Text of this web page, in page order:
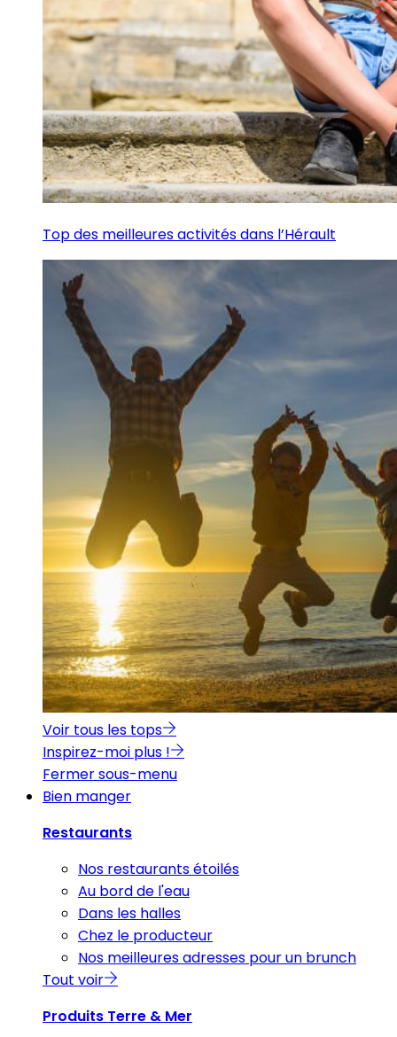
Top des meilleures activités dans l’Hérault
Voir tous les tops
Inspirez-moi plus !
Fermer sous-menu
Bien manger
Restaurants
Nos restaurants étoilés
Au bord de l'eau
Dans les halles
Chez le producteur
Nos meilleures adresses pour un brunch
Tout voir
Produits Terre & Mer